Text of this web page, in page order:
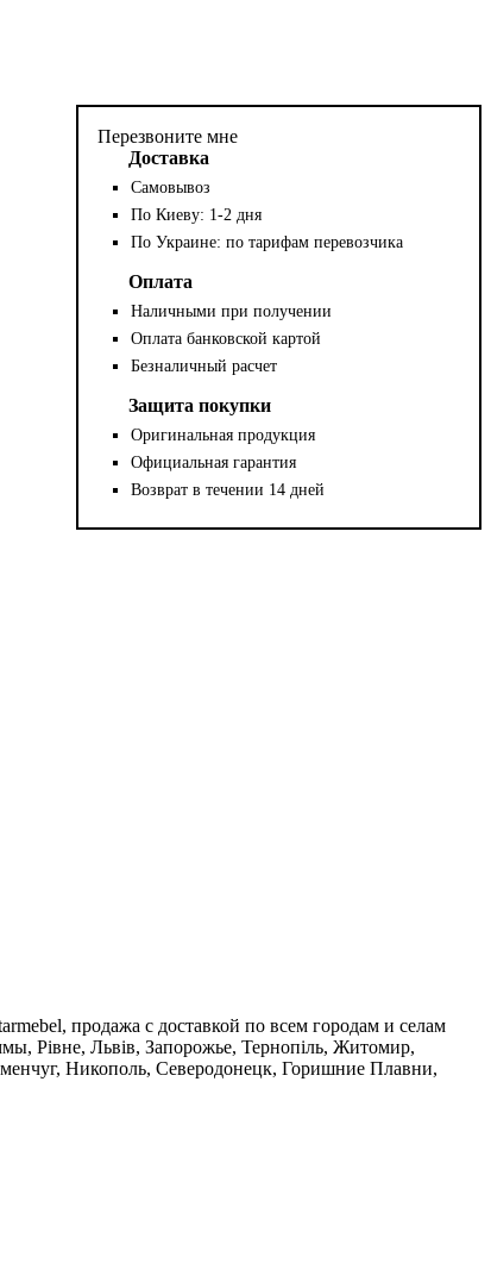
Перезвоните мне
Доставка
Самовывоз
По Киеву: 1-2 дня
По Украине: по тарифам перевозчика
Оплата
Наличными при получении
Оплата банковской картой
Безналичный расчет
Защита покупки
Оригинальная продукция
Официальная гарантия
Возврат в течении 14 дней
продажа с доставкой по всем городам и селам
Рівне, Львів, Запорожье, Тернопіль, Житомир,
Никополь, Северодонецк, Горишние Плавни,